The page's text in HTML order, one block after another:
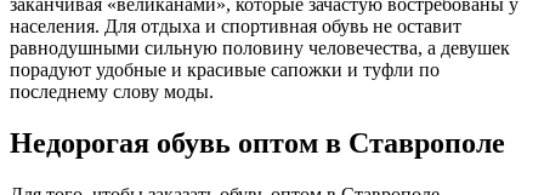
населения. Для отдыха и спортивная обувь не оставит
равнодушными сильную половину человечества, а девушек
порадуют удобные и красивые сапожки и туфли по
последнему слову моды.
Недорогая обувь оптом в Ставрополе